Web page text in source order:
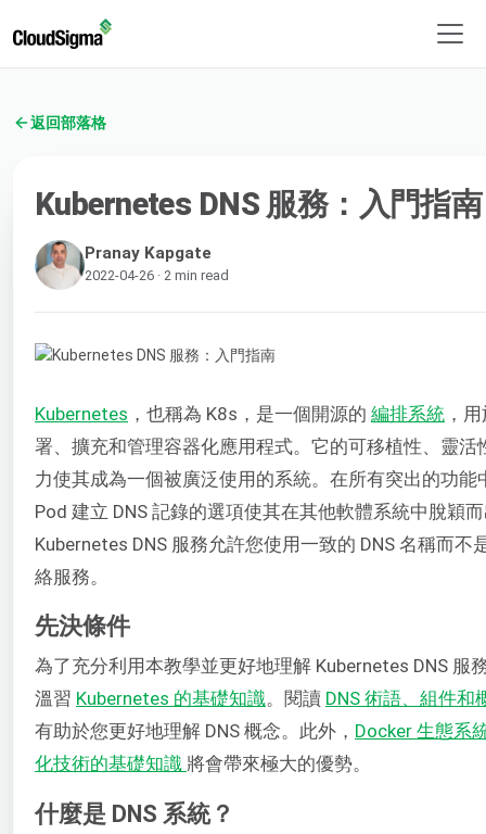
返回部落格
Kubernetes DNS 服務：入門指南
Pranay Kapgate
2022-04-26 · 2 min read
Kubernetes ，也稱為 K8s，是一個開源的 編排系統 ，
署、擴充和管理容器化應用程式。它的可移植性、靈活
力使其成為一個被廣泛使用的系統。在所有突出的功能
Pod 建立 DNS 記錄的選項使其在其他軟體系統中脫穎
Kubernetes DNS 服務允許您使用一致的 DNS 名稱而不
絡服務。
先決條件
為了充分利用本教學並更好地理解 Kubernetes DNS 服
溫習 Kubernetes 的基礎知識。閱讀 DNS 術語、組件和
有助於您更好地理解 DNS 概念。此外， Docker 生態系
化技術的基礎知識 將會帶來極大的優勢。
什麼是 DNS 系統？